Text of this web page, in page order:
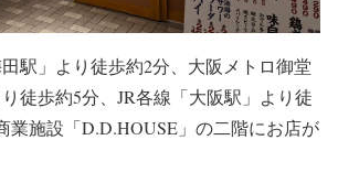
駅」より徒歩約2分、大阪メトロ御堂
徒歩約5分、JR各線「大阪駅」より徒
業施設「D.D.HOUSE」の二階にお店が